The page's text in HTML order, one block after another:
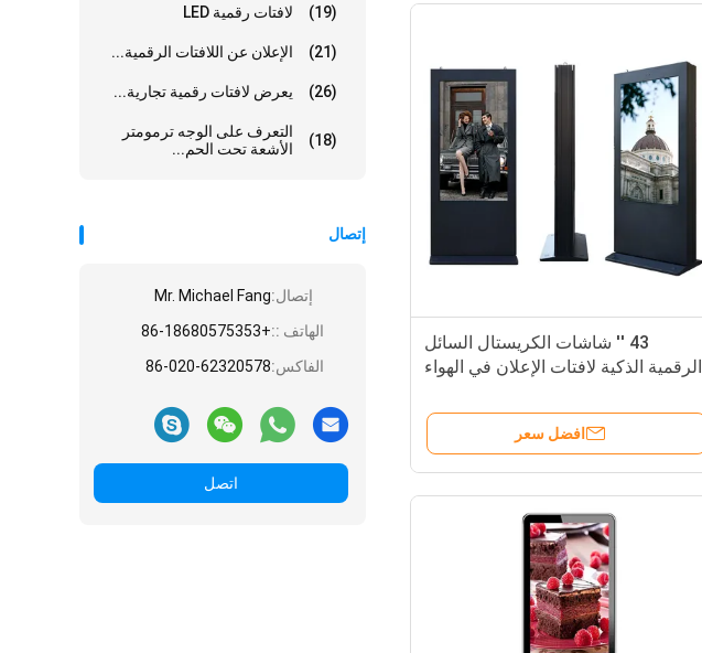
لافتات رقمية LED (19)
الإعلان عن اللافتات الرقمية... (21)
يعرض لافتات رقمية تجارية... (26)
التعرف على الوجه ترمومتر
الأشعة تحت الحم...
(18)
إتصال
إتصال:Mr. Michael Fang
الهاتف ::+86-18680575353
الفاكس:86-020-62320578
اتصل
43 '' شاشات الكريستال السائل
الرقمية الذكية لافتات الإعلان في الهواء
افضل سعر